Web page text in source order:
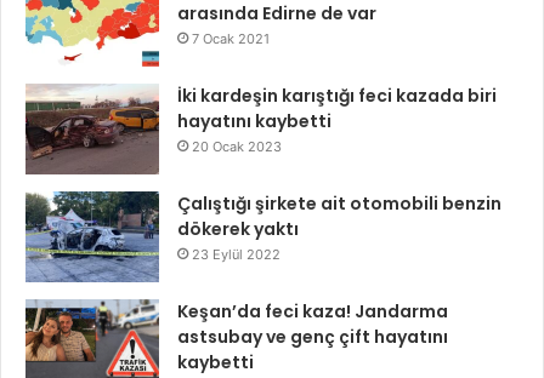
arasında Edirne de var
7 Ocak 2021
İki kardeşin karıştığı feci kazada biri
hayatını kaybetti
20 Ocak 2023
Çalıştığı şirkete ait otomobili benzin
dökerek yaktı
23 Eylül 2022
Keşan’da feci kaza! Jandarma
astsubay ve genç çift hayatını
kaybetti